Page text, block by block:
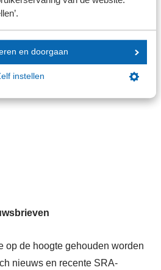
en doorgaan
instellen
op de hoogte gehouden worden
nieuws en recente SRA-